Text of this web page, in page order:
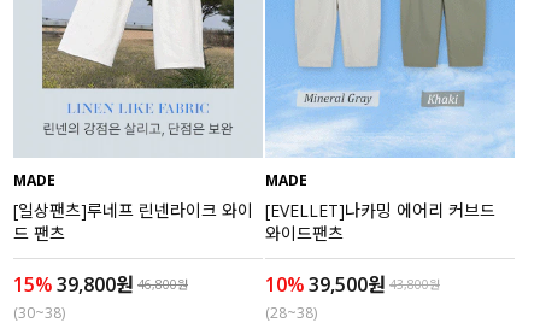
MADE
[일상팬츠]루네프 린넨라이크 와이
드 팬츠
15%39,800원 46,800원
(30~38)
MADE
[EVELLET]나카밍 에어리 커브드
와이드팬츠
10%39,500원 43,800원
(28~38)